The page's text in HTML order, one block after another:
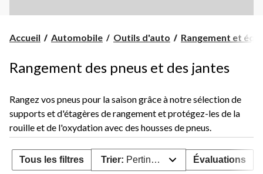
Accueil Automobile Outils d'auto Rangement et
Rangement des pneus et des jantes
Rangez vos pneus pour la saison grâce à notre sélection de
supports et d'étagères de rangement et protégez-les de la
rouille et de l'oxydation avec des housses de pneus.
Tous les filtres Trier: Pertinence Évaluations